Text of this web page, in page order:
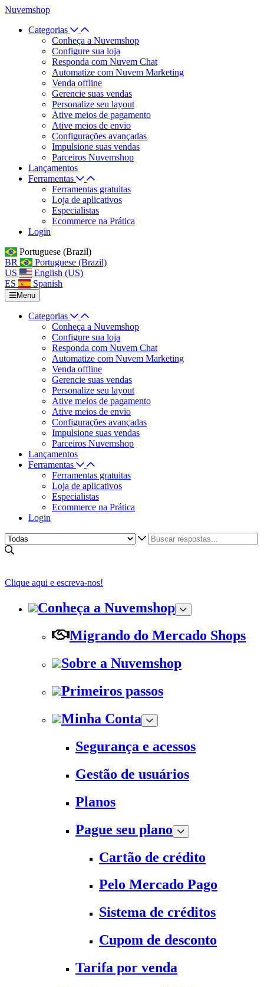
Nuvemshop
Categorias
Conheça a Nuvemshop
Configure sua loja
Responda com Nuvem Chat
Automatize com Nuvem Marketing
Venda offline
Gerencie suas vendas
Personalize seu layout
Ative meios de pagamento
Ative meios de envio
Configurações avançadas
Impulsione suas vendas
Parceiros Nuvemshop
Lançamentos
Ferramentas
Ferramentas gratuitas
Loja de aplicativos
Especialistas
Ecommerce na Prática
Login
Portuguese (Brazil)
BR
Portuguese (Brazil)
US
English (US)
ES
Spanish
Menu
Categorias
Conheça a Nuvemshop
Configure sua loja
Responda com Nuvem Chat
Automatize com Nuvem Marketing
Venda offline
Gerencie suas vendas
Personalize seu layout
Ative meios de pagamento
Ative meios de envio
Configurações avançadas
Impulsione suas vendas
Parceiros Nuvemshop
Lançamentos
Ferramentas
Ferramentas gratuitas
Loja de aplicativos
Especialistas
Ecommerce na Prática
Login
Clique aqui e escreva-nos!
Conheça a Nuvemshop
Migrando do Mercado Shops
Sobre a Nuvemshop
Primeiros passos
Minha Conta
Segurança e acessos
Gestão de usuários
Planos
Pague seu plano
Cartão de crédito
Pelo Mercado Pago
Sistema de créditos
Cupom de desconto
Tarifa por venda